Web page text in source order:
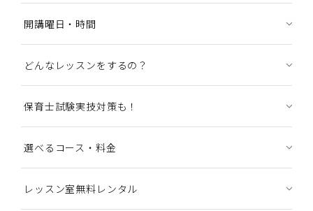
開講曜日・時間
どんなレッスンをするの？
保育士試験実技対策も！
選べるコース・料金
レッスン室無料レンタル